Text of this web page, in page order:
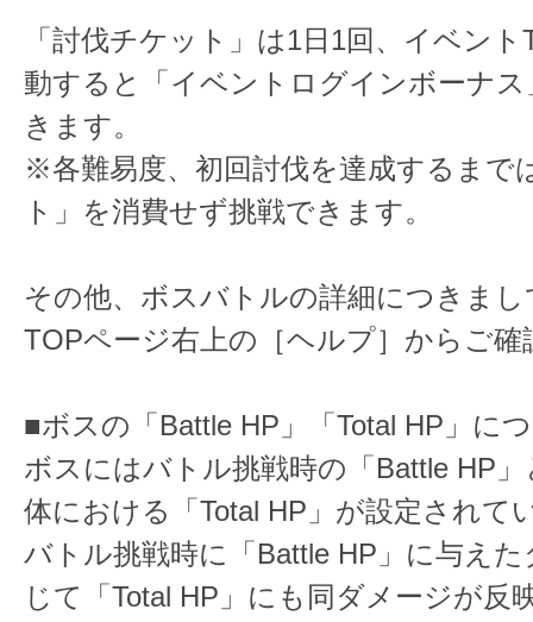
「討伐チケット」は1日1回、イベン
動すると「イベントログインボーナ
きます。
※各難易度、初回討伐を達成するまで
ト」を消費せず挑戦できます。
その他、ボスバトルの詳細につきま
TOPページ右上の［ヘルプ］からご確
■ボスの「Battle HP」「Total HP」に
ボスにはバトル挑戦時の「Battle HP
体における「Total HP」が設定されて
バトル挑戦時に「Battle HP」に与え
じて「Total HP」にも同ダメージが反